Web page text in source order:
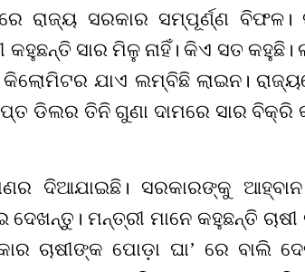
ରାଜ୍ୟ ସରକାର ସମ୍ପୂର୍ଣ୍ଣ ବିଫଳ।
ସାର ମିଳୁ ନାହିଁ। କିଏ ସତ କହୁଛି।
କିଲୋମିଟରଯାଏ ଲମ୍ବିଛି ଲାଇନ।
ଡିଲର ତିନିଗୁଣା ଦାମରେ ସାର ବିକ୍ରି
ଦିଆଯାଇଛି। ସରକାରଙ୍କୁ
ମନ୍ତ୍ରୀ ମାନେ କହୁଛନ୍ତି ଚାଷୀ
ଚାଷୀଙ୍କ ପୋଡ଼ା ଘା’ ରେ ବାଲି